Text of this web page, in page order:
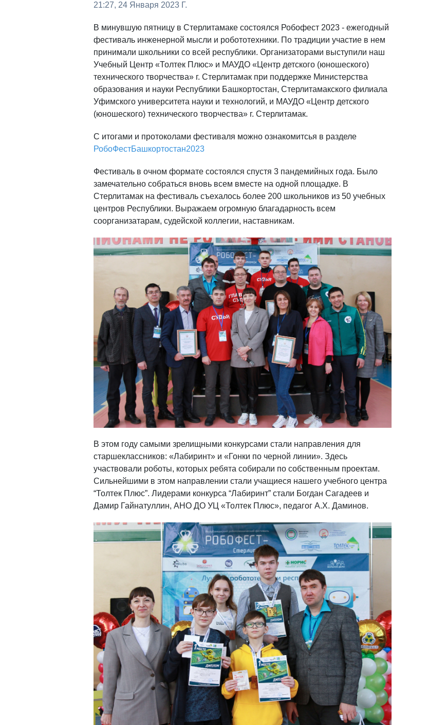
21:27, 24 Января 2023 Г.
В минувшую пятницу в Стерлитамаке состоялся Робофест 2023 - ежегодный
фестиваль инженерной мысли и робототехники. По традиции участие в нем
принимали школьники со всей республики. Организаторами выступили наш
Учебный Центр «Толтек Плюс» и МАУДО «Центр детского (юношеского)
технического творчества» г. Стерлитамак при поддержке Министерства
образования и науки Республики Башкортостан, Стерлитамакского филиала
Уфимского университета науки и технологий, и МАУДО «Центр детского
(юношеского) технического творчества» г. Стерлитамак.
С итогами и протоколами фестиваля можно ознакомитсья в разделе
РобоФестБашкортостан2023
Фестиваль в очном формате состоялся спустя 3 пандемийных года. Было
замечательно собраться вновь всем вместе на одной площадке. В
Стерлитамак на фестиваль съехалось более 200 школьников из 50 учебных
центров Республики. Выражаем огромную благадарность всем
соорганизатарам, судейской коллегии, наставникам.
В этом году самыми зрелищными конкурсами стали направления для
старшеклассников: «Лабиринт» и «Гонки по черной линии». Здесь
участвовали роботы, которых ребята собирали по собственным проектам.
Сильнейшими в этом направлении стали учащиеся нашего учебного центра
“Толтек Плюс”. Лидерами конкурса “Лабиринт” стали Богдан Сагадеев и
Дамир Гайнатуллин, АНО ДО УЦ «Толтек Плюс», педагог А.Х. Даминов.